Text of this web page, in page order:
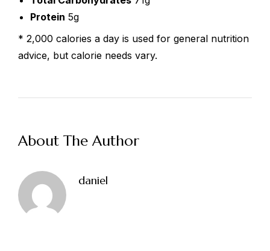
Protein 5g
* 2,000 calories a day is used for general nutrition
advice, but calorie needs vary.
About The Author
daniel